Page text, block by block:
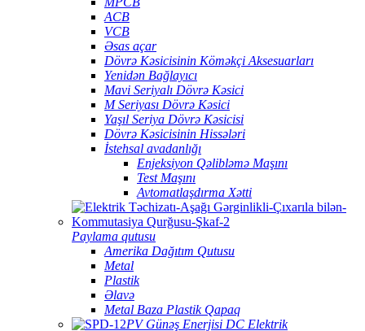
ACB
VCB
Əsas açar
Dövrə Kəsicisinin Köməkçi Aksesuarları
Yenidən Bağlayıcı
Mavi Seriyalı Dövrə Kəsici
M Seriyası Dövrə Kəsici
Yaşıl Seriya Dövrə Kəsicisi
Dövrə Kəsicisinin Hissələri
İstehsal avadanlığı
Enjeksiyon Qəlibləmə Maşını
Test Maşını
Avtomatlaşdırma Xətti
Paylama qutusu
Amerika Dağıtım Qutusu
Metal
Plastik
Əlavə
Metal Baza Plastik Qapaq
PV Günəş Enerjisi DC Elektrik